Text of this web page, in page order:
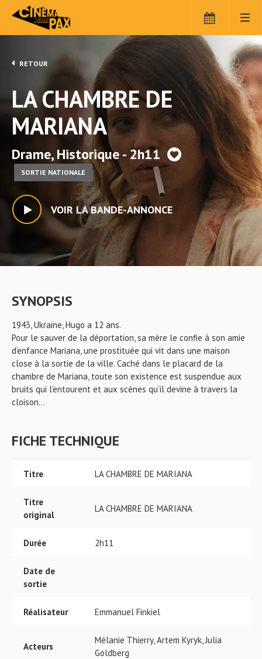
RETOUR
LA CHAMBRE DE
MARIANA
Drame, Historique - 2h11
SORTIE NATIONALE
VOIR LA BANDE-ANNONCE
SYNOPSIS
1943, Ukraine, Hugo a 12 ans.
Pour le sauver de la déportation, sa mère le confie à son amie
d’enfance Mariana, une prostituée qui vit dans une maison
close à la sortie de la ville. Caché dans le placard de la
chambre de Mariana, toute son existence est suspendue aux
bruits qui l’entourent et aux scènes qu’il devine à travers la
cloison…
FICHE TECHNIQUE
Titre LA CHAMBRE DE MARIANA
Titre
original
LA CHAMBRE DE MARIANA
Durée 2h11
Date de
sortie
Réalisateur Emmanuel Finkiel
Acteurs
Mélanie Thierry, Artem Kyryk, Julia
Goldberg